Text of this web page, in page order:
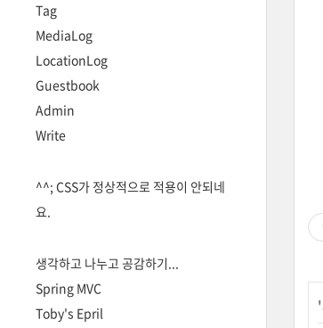
Tag
MediaLog
LocationLog
Guestbook
Admin
Write
^^; CSS가 정상적으로 적용이 안되네
요.
생각하고 나누고 공감하기...
Spring MVC
Toby's Epril
'